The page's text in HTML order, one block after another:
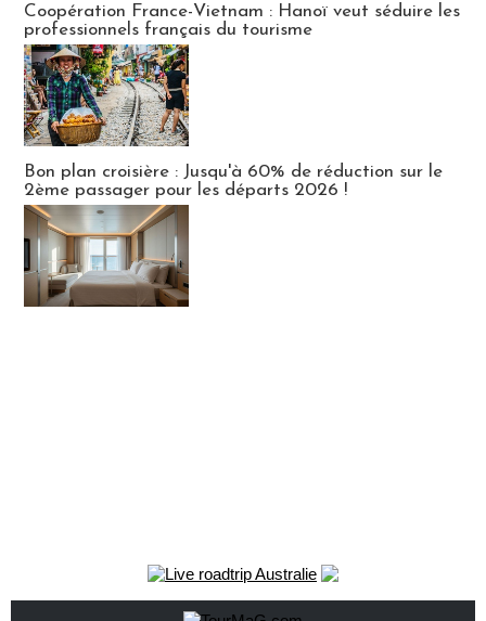
Coopération France-Vietnam : Hanoï veut séduire les
professionnels français du tourisme
Bon plan croisière : Jusqu'à 60% de réduction sur le
2ème passager pour les départs 2026 !